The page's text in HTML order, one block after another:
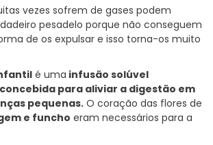
vezes sofrem de gases podem
pesadelo porque não conseguem
de os expulsar e isso torna-os muito
é uma infusão solúvel
para aliviar a digestão em
pequenas. O coração das flores de
e funcho eram necessários para a